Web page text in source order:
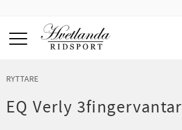
RYTTARE
EQ Verly 3fingervantar